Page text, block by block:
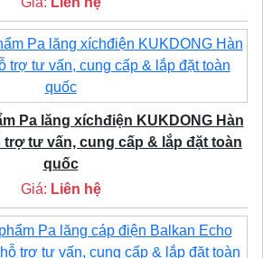
Pa lăng xíchđiện KUKDONG Hàn
trợ tư vấn, cung cấp & lắp đặt toàn
quốc
Giá: Liên hệ